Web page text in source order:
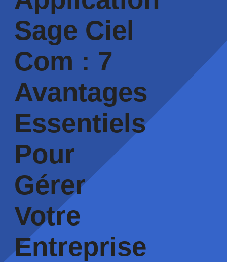
Sage Ciel
Com : 7
Avantages
Essentiels
Pour
Gérer
Votre
Entreprise